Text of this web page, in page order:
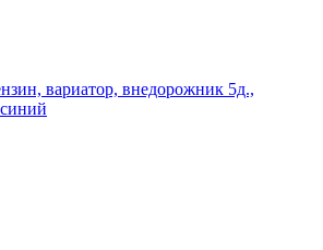
вариатор, внедорожник 5д.,